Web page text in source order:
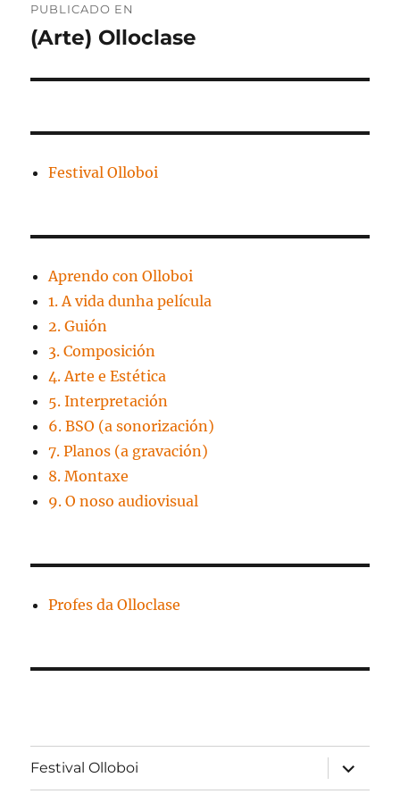
de
PUBLICADO EN
(Arte) Olloclase
Festival Olloboi
Aprendo con Olloboi
1. A vida dunha película
2. Guión
3. Composición
4. Arte e Estética
5. Interpretación
6. BSO (a sonorización)
7. Planos (a gravación)
8. Montaxe
9. O noso audiovisual
Profes da Olloclase
Festival Olloboi
expandir
menú